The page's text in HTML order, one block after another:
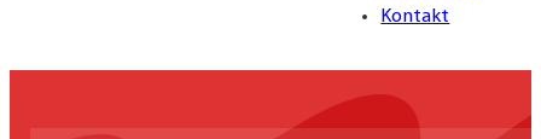
Kontakt